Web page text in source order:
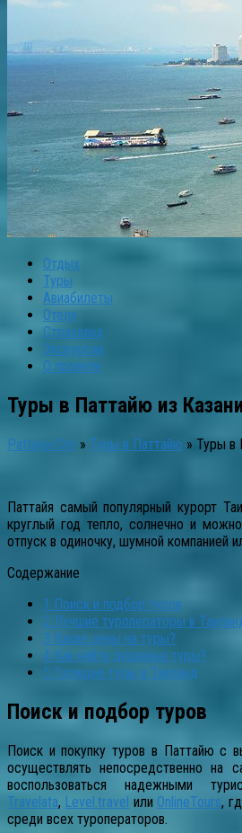
Отдых
Туры
Авиабилеты
Отели
Страховка
Экскурсии
О проекте
Туры в Паттайю из
Pattaya-City » Туры в Паттайю » Туры в
Паттайя самый популярный курорт
круглый год тепло, солнечно и
отпуск в одиночку, шумной компанией
Содержание
1 Поиск и подбор туров
2 Лучшие туроператоры в
3 Какие цены на туры?
4 Как найти дешевые туры?
5 Горящие туры в Таиланд
Поиск и подбор туров
Поиск и покупку туров в Паттайю с
осуществлять непосредственно на
воспользоваться надежными
Travelata, Level.travel или OnlineTours,
среди всех туроператоров.